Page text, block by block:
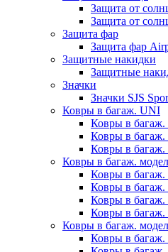
Защита от
Защита от
Защита фар
Защита фар
Защитные накидки
Защитные
Значки
Значки SJS
Ковры в багаж. UNI
Ковры в
Ковры в багаж.
Ковры в
Ковры в багаж.
Ковры в багаж.
Ковры в багаж.
Ковры в багаж.
Ковры в багаж.
Ковры в багаж.
Ковры в багаж.